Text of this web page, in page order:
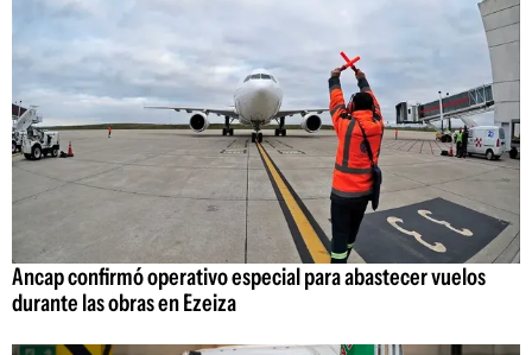
Ancap confirmó operativo especial para abastecer vuelos
durante las obras en Ezeiza